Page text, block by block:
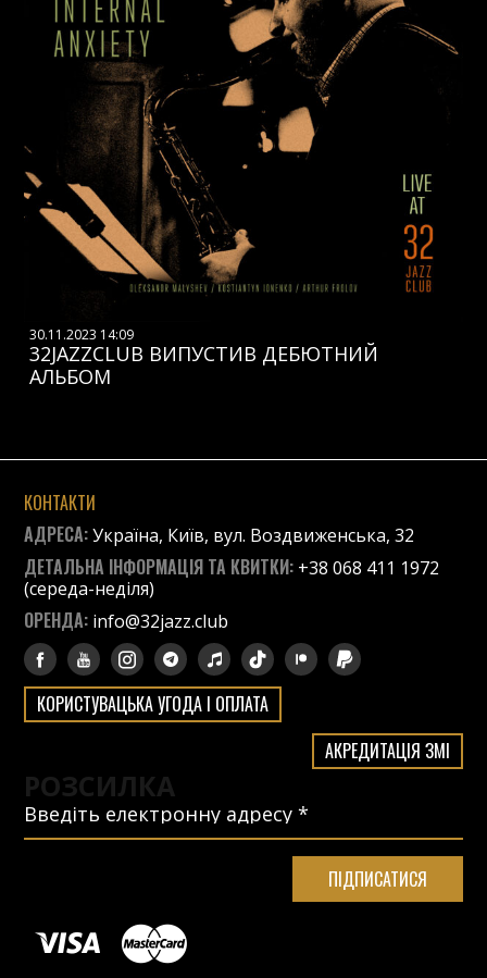
30.11.2023 14:09
32JAZZCLUB ВИПУСТИВ ДЕБЮТНИЙ
АЛЬБОМ
КОНТАКТИ
АДРЕСА:Україна, Київ, вул. Воздвиженська, 32
ДЕТАЛЬНА ІНФОРМАЦІЯ ТА КВИТКИ: +38 068 411 1972
(середа-неділя)
ОРЕНДА: info@32jazz.club
КОРИСТУВАЦЬКА УГОДА І ОПЛАТА
АКРЕДИТАЦІЯ ЗМІ
РОЗСИЛКА